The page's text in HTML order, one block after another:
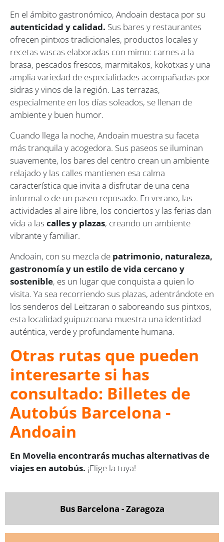
En el ámbito gastronómico, Andoain destaca por su
autenticidad y calidad. Sus bares y restaurantes
ofrecen pintxos tradicionales, productos locales y
recetas vascas elaboradas con mimo: carnes a la
brasa, pescados frescos, marmitakos, kokotxas y una
amplia variedad de especialidades acompañadas por
sidras y vinos de la región. Las terrazas,
especialmente en los días soleados, se llenan de
ambiente y buen humor.
Cuando llega la noche, Andoain muestra su faceta
más tranquila y acogedora. Sus paseos se iluminan
suavemente, los bares del centro crean un ambiente
relajado y las calles mantienen esa calma
característica que invita a disfrutar de una cena
informal o de un paseo reposado. En verano, las
actividades al aire libre, los conciertos y las ferias dan
vida a las calles y plazas, creando un ambiente
vibrante y familiar.
Andoain, con su mezcla de patrimonio, naturaleza,
gastronomía y un estilo de vida cercano y
sostenible, es un lugar que conquista a quien lo
visita. Ya sea recorriendo sus plazas, adentrándote en
los senderos del Leitzaran o saboreando sus pintxos,
esta localidad guipuzcoana muestra una identidad
auténtica, verde y profundamente humana.
Otras rutas que pueden
interesarte si has
consultado: Billetes de
Autobús Barcelona -
Andoain
En Movelia encontrarás muchas alternativas de
viajes en autobús. ¡Elige la tuya!
Bus Barcelona - Zaragoza